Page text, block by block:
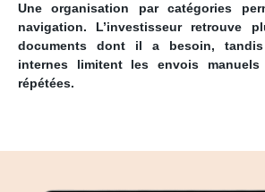
Une organisation par catégories
navigation. L’investisseur retrouve
documents dont il a besoin,
internes limitent les envois
répétées.